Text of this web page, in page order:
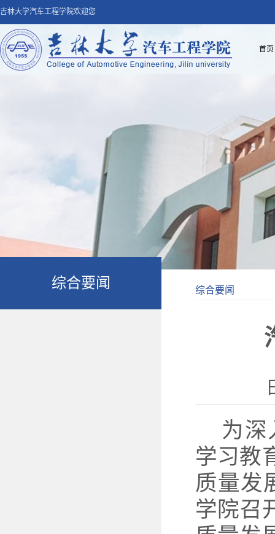
吉林大学汽车工程学院欢迎您
首页
综合要闻 综合要闻
为深
学习教
质量发
学院召